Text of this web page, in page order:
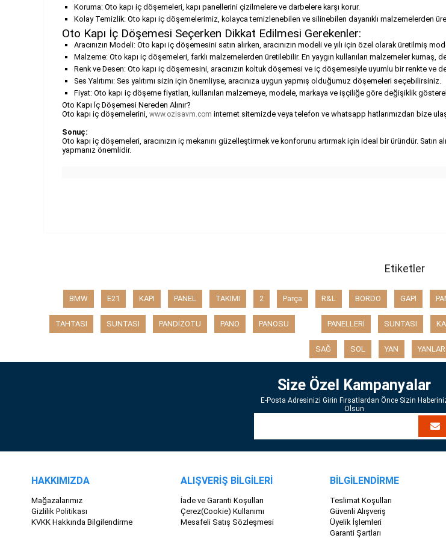
Koruma: Oto kapı iç döşemeleri, kapı panellerini çizilmelere ve darbelere karşı korur.
Kolay Temizlik: Oto kapı iç döşemelerimiz, kolayca temizlenebilen ve silinebilen dayanıklı malzemelerden
Oto Kapı İç Döşemesi Seçerken Dikkat Edilmesi Gerekenler:
Aracınızın Modeli: Oto kapı iç döşemesini satın alırken, aracınızın modeli ve yılı için özel olarak üretilmiş
Malzeme: Oto kapı iç döşemeleri, farklı malzemelerden üretilebilir. En yaygın kullanılan malzemeler kumaş,
Renk ve Desen: Oto kapı iç döşemesini, aracınızın koltuk döşemesi ve iç döşemesiyle uyumlu bir renkte ve
Ses Yalıtımı: Ses yalıtımı sizin için önemliyse, aracınıza uygun yapmış olduğumuz döşemeleri seçebilirsiniz.
Fiyat: Oto kapı iç döşeme fiyatları, kullanılan malzemeye, modele, markaya ve işçiliğe göre değişiklik
Oto Kapı İç Döşemesi Nereden Alınır?
Oto kapı iç döşemelerini, www.ozisavm.com internet sitemizde veya telefon ve whatsapp hatlarımızdan bize
Sonuç:
Oto kapı iç döşemeleri, aracınızın iç mekanını güzelleştirmek ve konforunu artırmak için ideal bir üründür.
yapmanız önemlidir.
Etiketler
BMW E21 KAPI PANEL TAKIMI 2 Parça R&L BORDO GAPI
TAHTASI SUNTASI PANDİZOTU PANO PANOSU PANELLERİ SUNTASI
SAĞ SOL YAN YANLAR
Size Özel Kampanyalar
E-Posta Adresinizi Girin Fırsatlardan Önce Sizin
Olsun
HAKKIMIZDA
Mağazalarımız
Gizlilik Politikası
KVKK Hakkında Bilgilendirme
ALIŞVERİŞ BİLGİLERİ
İade ve Garanti Koşulları
Çerez(Cookie) Kullanımı
Mesafeli Satış Sözleşmesi
BİLGİLENDİRME
Teslimat Koşulları
Güvenli Alışveriş
Üyelik İşlemleri
Garanti Şartları